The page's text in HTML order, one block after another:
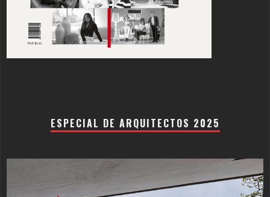
ESPECIAL DE ARQUITECTOS 2025